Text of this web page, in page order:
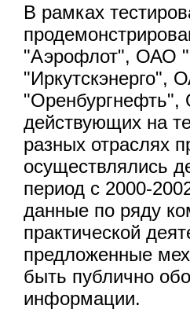
В рамках
"Аэрофлот", ОАО
действующих на
разных отраслях
осуществлялись
период с 2000-
данные по ряду
практической
предложенные
быть публично
информации.